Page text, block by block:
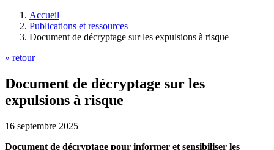
Accueil
Publications et ressources
Document de décryptage sur les expulsions à risque
» retour
Document de décryptage sur les
expulsions à risque
16 septembre 2025
Document de décryptage pour informer et sensibiliser les